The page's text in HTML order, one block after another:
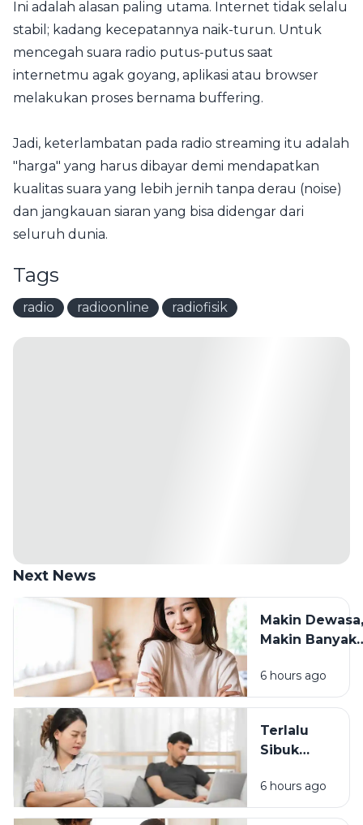
Ini adalah alasan paling utama. Internet tidak selalu
stabil; kadang kecepatannya naik-turun. Untuk
mencegah suara radio putus-putus saat
internetmu agak goyang, aplikasi atau browser
melakukan proses bernama buffering.
Jadi, keterlambatan pada radio streaming itu adalah
"harga" yang harus dibayar demi mendapatkan
kualitas suara yang lebih jernih tanpa derau (noise)
dan jangkauan siaran yang bisa didengar dari
seluruh dunia.
Tags
radio radioonline radiofisik
Next News
Makin Dewasa,
Makin Banyak
Cara Tetap
Waras
6 hours ago
Terlalu
Sibuk
Dampaknya
pada
6 hours ago